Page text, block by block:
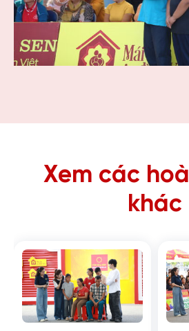
Xem các
khác